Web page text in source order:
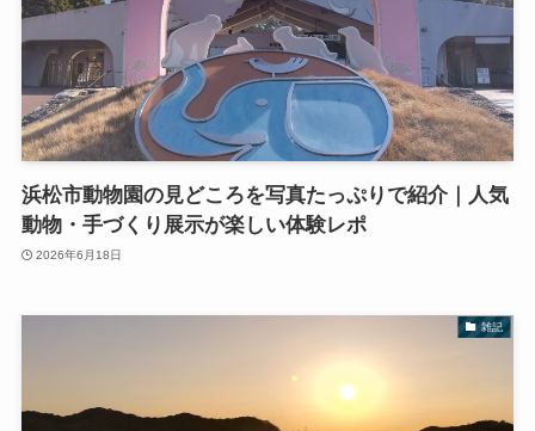
浜松市動物園の見どころを写真たっぷりで紹介｜人気
動物・手づくり展示が楽しい体験レポ
2026年6月18日
雑記